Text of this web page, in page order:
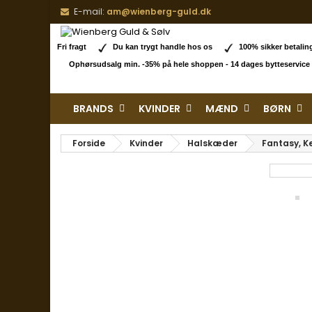
E-mail: am@wienberg-guld.dk
Fri fragt Du kan trygt handle hos os 100% sikker
Ophørsudsalg min. -35% på hele shoppen - 14 dages bytteservice
BRANDS KVINDER MÆND BØRN
Forside Kvinder Halskæder Fantasy,